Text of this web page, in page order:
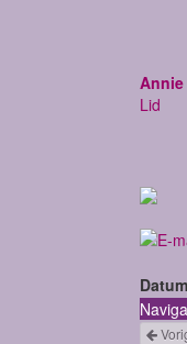
Annie
Lid